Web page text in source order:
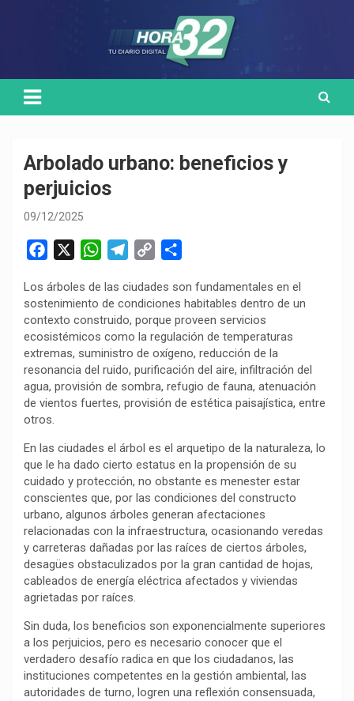
Arbolado urbano: beneficios y
perjuicios
09/12/2025
c
e
b
o
o
k
W
a
t
s
A
p
p
l
e
g
r
a
m
p
y
L
i
n
k
m
p
a
r
t
i
Los árboles de las ciudades son fundamentales en el
sostenimiento de condiciones habitables dentro de un
contexto construido, porque proveen servicios
ecosistémicos como la regulación de temperaturas
extremas, suministro de oxígeno, reducción de la
resonancia del ruido, purificación del aire, infiltración del
agua, provisión de sombra, refugio de fauna, atenuación
de vientos fuertes, provisión de estética paisajística, entre
otros.
En las ciudades el árbol es el arquetipo de la naturaleza, lo
que le ha dado cierto estatus en la propensión de su
cuidado y protección, no obstante es menester estar
conscientes que, por las condiciones del constructo
urbano, algunos árboles generan afectaciones
relacionadas con la infraestructura, ocasionando veredas
y carreteras dañadas por las raíces de ciertos árboles,
desagües obstaculizados por la gran cantidad de hojas,
cableados de energía eléctrica afectados y viviendas
agrietadas por raíces.
Sin duda, los beneficios son exponencialmente superiores
a los perjuicios, pero es necesario conocer que el
verdadero desafío radica en que los ciudadanos, las
instituciones competentes en la gestión ambiental, las
autoridades de turno, logren una reflexión consensuada,